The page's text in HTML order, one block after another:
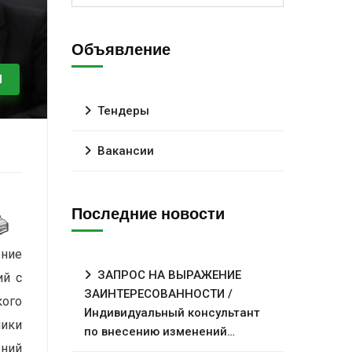
с
Объявление
Тендеры
Вакансии
Последние новости
ЗАПРОС НА ВЫРАЖЕНИЕ
ЗАИНТЕРЕСОВАННОСТИ /
Индивидуальный консультант
по внесению изменений…